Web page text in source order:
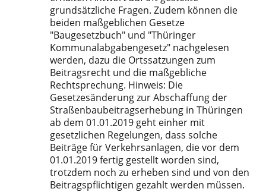
grundsätzliche Fragen. Zudem können die
beiden maßgeblichen Gesetze
"Baugesetzbuch" und "Thüringer
Kommunalabgabengesetz" nachgelesen
werden, dazu die Ortssatzungen zum
Beitragsrecht und die maßgebliche
Rechtsprechung. Hinweis: Die
Gesetzesänderung zur Abschaffung der
Straßenbaubeitragserhebung in Thüringen
ab dem 01.01.2019 geht einher mit
gesetzlichen Regelungen, dass solche
Beiträge für Verkehrsanlagen, die vor dem
01.01.2019 fertig gestellt worden sind,
trotzdem noch zu erheben sind und von den
Beitragspflichtigen gezahlt werden müssen.